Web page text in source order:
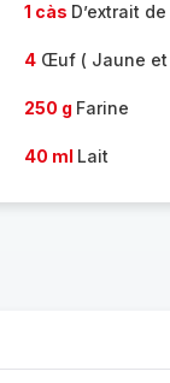
1 càs D’extrait
4Œuf ( Jaune et
250 g Farine
40 ml Lait